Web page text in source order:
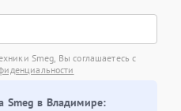
Smeg, Вы соглашаетесь с
Smeg в Владимире: